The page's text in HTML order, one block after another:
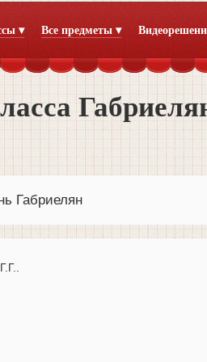
▾ Все предметы ▾
Габриелян